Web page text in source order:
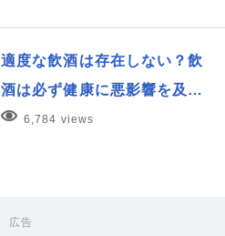
適度な飲酒は存在しない？飲
酒は必ず健康に悪影響を及…
6,784 views
広告